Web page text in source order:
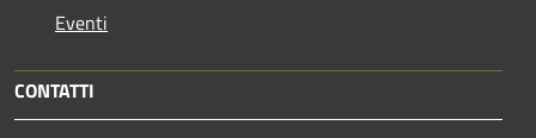
Eventi
CONTATTI